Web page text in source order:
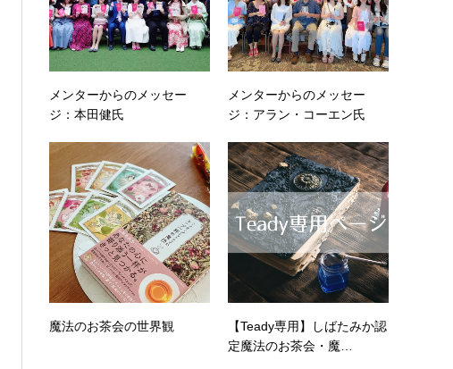
メンターからのメッセー
ジ：本田健氏
メンターからのメッセー
ジ：アラン・コーエン氏
魔法のお茶会の世界観
【Teady専用】しばたみか認
定魔法のお茶会・魔…